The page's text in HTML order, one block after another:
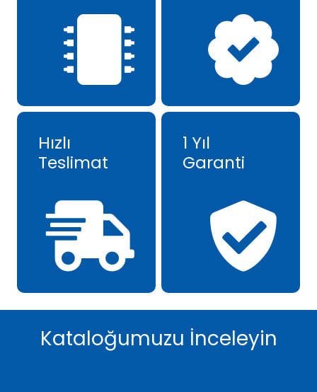
Hızlı
Teslimat
1 Yıl
Garanti
Kataloğumuzu İnceleyin